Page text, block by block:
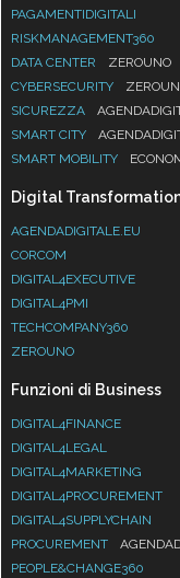
PAGAMENTIDIGITALI
RISKMANAGEMENT360
DATA CENTER
ZEROUNO
CYBERSECURITY
SICUREZZA
SMART CITY
SMART MOBILITY
Digital
AGENDADIGITALE.EU
CORCOM
DIGITAL4EXECUTIVE
DIGITAL4PMI
TECHCOMPANY360
ZEROUNO
Funzioni di Business
DIGITAL4FINANCE
DIGITAL4LEGAL
DIGITAL4MARKETING
DIGITAL4PROCUREMENT
DIGITAL4SUPPLYCHAIN
PROCUREMENT
PEOPLE&CHANGE360